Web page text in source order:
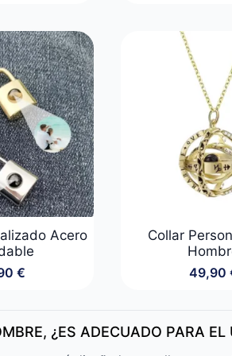
era:
49,90 €.
es:
29,90 €.
Acero
€
Collar
49,90
¿ES ADECUADO PARA EL